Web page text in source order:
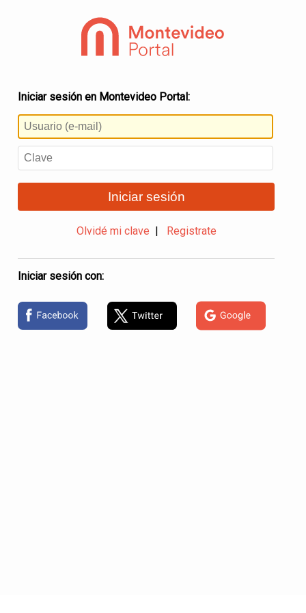
Iniciar sesión en Montevideo Portal:
Iniciar sesión
Olvidé mi clave Registrate
Iniciar sesión con: